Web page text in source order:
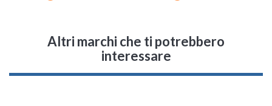
Altri marchi che ti potrebbero
interessare